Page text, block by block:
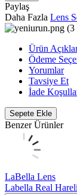
Paylaş
Daha Fazla Lens
Ürün
Ödeme
Yorumlar
Tavsiye Et
İade
Sepete Ekle
Benzer Ürünler
LaBella Lens
Labella Real